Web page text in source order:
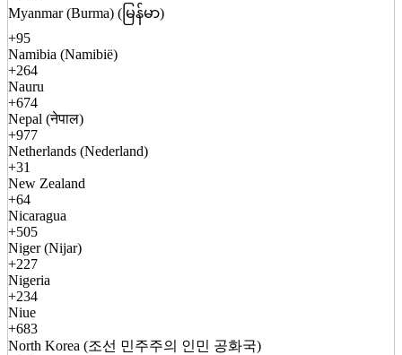
Myanmar (Burma) (မြန်မာ)
+95
Namibia (Namibië)
+264
Nauru
+674
Nepal (नेपाल)
+977
Netherlands (Nederland)
+31
New Zealand
+64
Nicaragua
+505
Niger (Nijar)
+227
Nigeria
+234
Niue
+683
North Korea (조선 민주주의 인민 공화국)